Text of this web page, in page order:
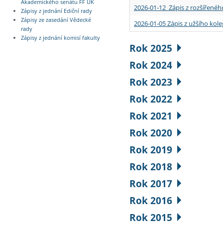
Akademického senátu FF UK
Zápisy z jednání Ediční rady
Zápisy ze zasedání Vědecké
rady
Zápisy z jednání komisí fakulty
2026-01-12 Zápis z
2026-01-05 Zápis z užšího
Rok 2025
Rok 2024
Rok 2023
Rok 2022
Rok 2021
Rok 2020
Rok 2019
Rok 2018
Rok 2017
Rok 2016
Rok 2015